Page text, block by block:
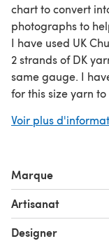
chart to convert
photographs to
I have used UK
2 strands of DK
same gauge. I
for this size yarn
Finished coasters
apple, a main
yarn for the leaf,
than a ball/skein of
Voir plus
Marque
Artisanat
Designer